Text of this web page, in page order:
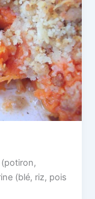
(blé, riz, pois